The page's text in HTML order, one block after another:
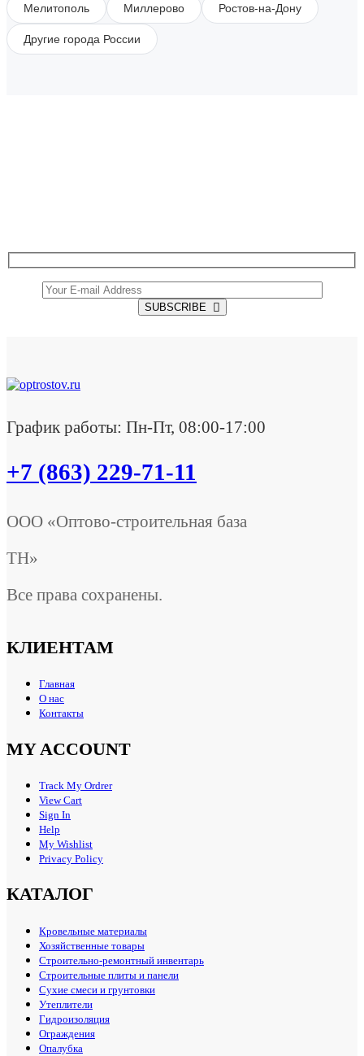
Мелитополь Миллерово Ростов-на-Дону
Другие города России
SUBSCRIBE
График работы: Пн-Пт, 08:00-17:00
+7 (863) 229-71-11
ООО «Оптово-строительная база
ТН»
Все права сохранены.
КЛИЕНТАМ
Главная
О нас
Контакты
MY ACCOUNT
Track My Ordrer
View Cart
Sign In
Help
My Wishlist
Privacy Policy
КАТАЛОГ
Кровельные материалы
Хозяйственные товары
Строительно-ремонтный инвентарь
Строительные плиты и панели
Сухие смеси и грунтовки
Утеплители
Гидроизоляция
Ограждения
Опалубка